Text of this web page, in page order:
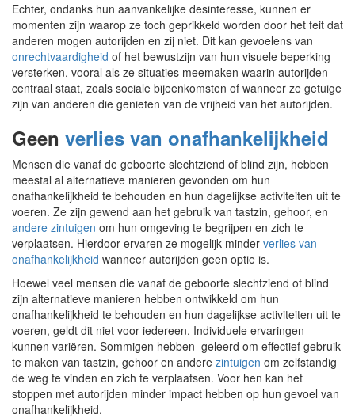
Echter, ondanks hun aanvankelijke desinteresse, kunnen er
momenten zijn waarop ze toch geprikkeld worden door het feit dat
anderen mogen autorijden en zij niet. Dit kan gevoelens van
onrechtvaardigheid of het bewustzijn van hun visuele beperking
versterken, vooral als ze situaties meemaken waarin autorijden
centraal staat, zoals sociale bijeenkomsten of wanneer ze getuige
zijn van anderen die genieten van de vrijheid van het autorijden.
Geen verlies van onafhankelijkheid
Mensen die vanaf de geboorte slechtziend of blind zijn, hebben
meestal al alternatieve manieren gevonden om hun
onafhankelijkheid te behouden en hun dagelijkse activiteiten uit te
voeren. Ze zijn gewend aan het gebruik van tastzin, gehoor, en
andere zintuigen om hun omgeving te begrijpen en zich te
verplaatsen. Hierdoor ervaren ze mogelijk minder verlies van
onafhankelijkheid wanneer autorijden geen optie is.
Hoewel veel mensen die vanaf de geboorte slechtziend of blind
zijn alternatieve manieren hebben ontwikkeld om hun
onafhankelijkheid te behouden en hun dagelijkse activiteiten uit te
voeren, geldt dit niet voor iedereen. Individuele ervaringen
kunnen variëren. Sommigen hebben geleerd om effectief gebruik
te maken van tastzin, gehoor en andere zintuigen om zelfstandig
de weg te vinden en zich te verplaatsen. Voor hen kan het
stoppen met autorijden minder impact hebben op hun gevoel van
onafhankelijkheid.